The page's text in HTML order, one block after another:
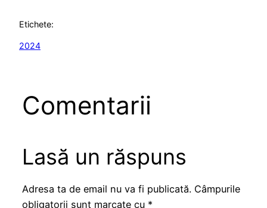
Etichete:
2024
Comentarii
Lasă un răspuns
Adresa ta de email nu va fi publicată. Câmpurile
obligatorii sunt marcate cu *